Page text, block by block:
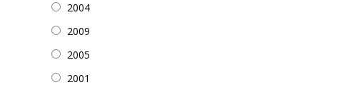
2004
2009
2005
2001